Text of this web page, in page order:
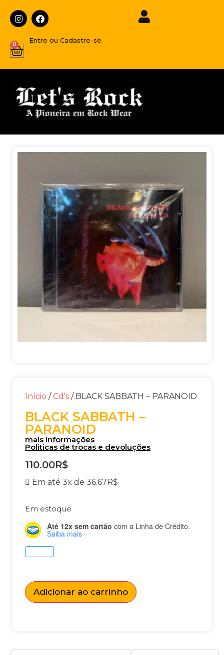
Entre ou Cadastre-se
0
Início / Cd's / BLACK SABBATH – PARANOID
BLACK SABBATH –
PARANOID
mais informações
Politicas de trocas e devoluções
110.00R$
Em até 3x de 36.67R$
Em estoque
Até 12x sem cartão com a Linha de Crédito.
Saiba mais
Adicionar ao carrinho